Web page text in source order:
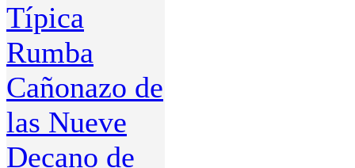
Típica
Rumba
Cañonazo de
las Nueve
Decano de